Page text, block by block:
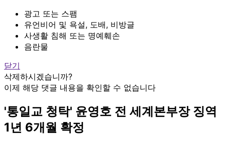
광고 또는 스팸
유언비어 및 욕설, 도배, 비방글
사생활 침해 또는 명예훼손
음란물
닫기
삭제하시겠습니까?
이제 해당 댓글 내용을 확인할 수 없습니다
'통일교 청탁' 윤영호 전 세계본부장 징역
1년 6개월 확정